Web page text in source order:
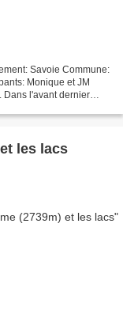
Savoie Commune:
Monique et JM
Dans l'avant dernier
les lacs